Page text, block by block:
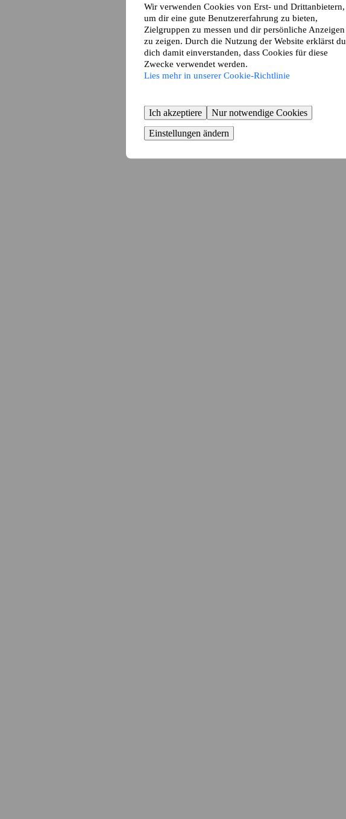
Wir verwenden Cookies von Erst- und Drittanbietern,
um dir eine gute Benutzererfahrung zu bieten,
Zielgruppen zu messen und dir persönliche Anzeigen
zu zeigen. Durch die Nutzung der Website erklärst du
dich damit einverstanden, dass Cookies für diese
Zwecke verwendet werden.
Lies mehr in unserer Cookie-Richtlinie
Ich akzeptiere
Nur notwendige Cookies
Einstellungen ändern